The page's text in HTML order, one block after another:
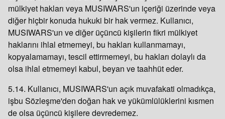
mülkiyet hakları veya MUSIWARS'un içeriği üzerinde veya
diğer hiçbir konuda hukuki bir hak vermez. Kullanıcı,
MUSIWARS'un ve diğer üçüncü kişilerin fikri mülkiyet
haklarını ihlal etmemeyi, bu hakları kullanmamayı,
kopyalamamayı, tescil ettirmemeyi, bu hakları dolaylı da
olsa ihlal etmemeyi kabul, beyan ve taahhüt eder.
5.14. Kullanıcı, MUSIWARS'un açık muvafakati olmadıkça,
işbu Sözleşme'den doğan hak ve yükümlülüklerini kısmen
de olsa üçüncü kişilere devredemez.